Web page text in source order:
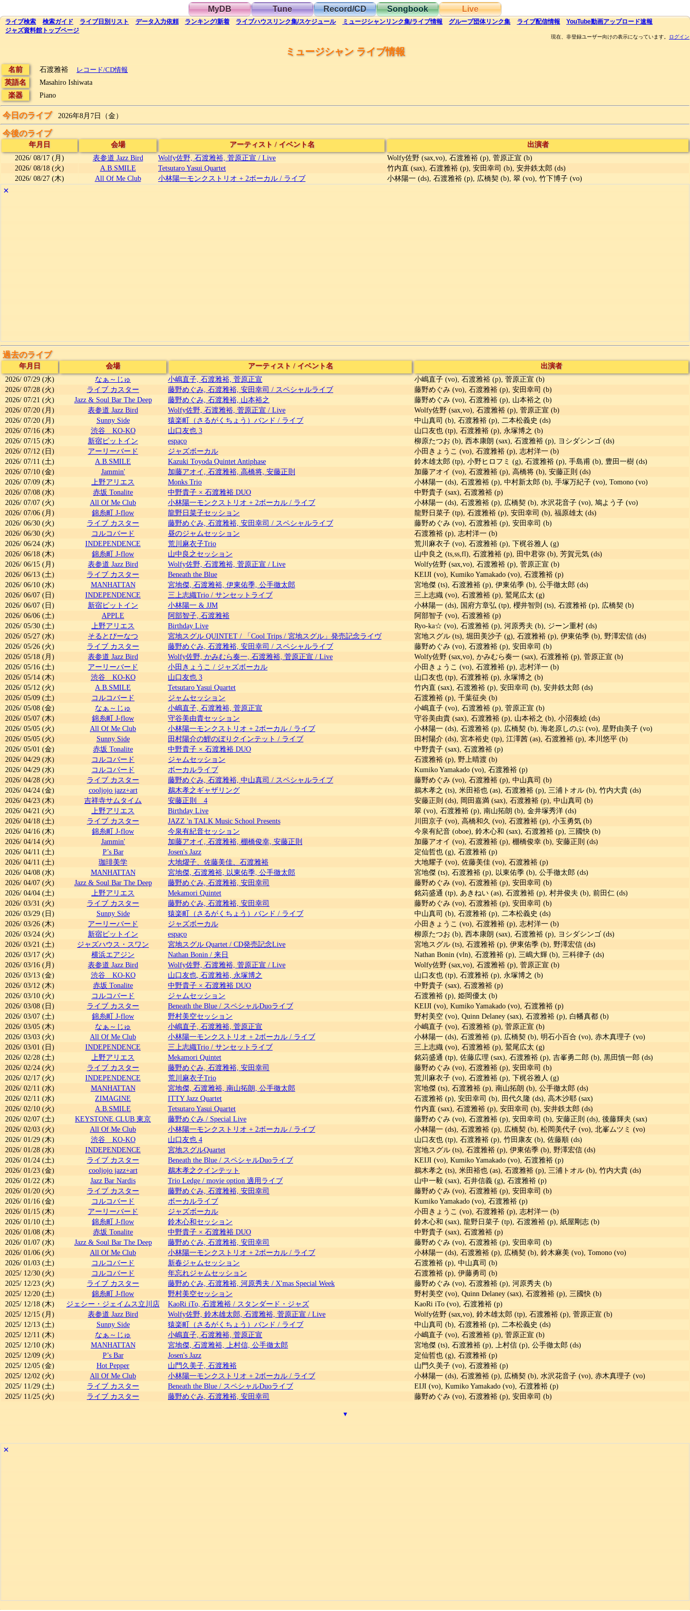
MyDB Tune Record/CD Songbook Live
ライブ検索 検索ガイド ライブ日別 リスト データ入力依頼 ランキング/新着 ライブハウス リンク集/スケジュール ミュージシャンリンク集/ライブ情報 グループ団体リンク集 ライブ配信情報 YouTube動画アップロード速報
ジャズ資料館 トップページ
現在、非登録ユーザー向けの表示になっています。 ログイン
ミュージシャン ライブ情報
名前 石渡雅裕 レコード/CD情報
英語名
Masahiro Ishiwata
楽器
Piano
今日のライブ 2026年8月7日（金）
今後のライブ
年月日 会場 アーティスト / イベント名
出演者
2026/ 08/17 (月) 表参道 Jazz Bird Wolfy佐野, 石渡雅裕, 菅原正宣 / Live
Wolfy佐野 (sax,vo), 石渡雅裕 (p), 菅原正宣 (b)
2026/ 08/18 (火) A.B.SMILE Tetsutaro Yasui Quartet
竹内直 (sax), 石渡雅裕 (p), 安田幸司 (b), 安井鉄太郎 (ds)
2026/ 08/27 (木) All Of Me Club 小林陽一モンクストリオ + 2ボーカル / ライブ
小林陽一 (ds), 石渡雅裕 (p), 広橋契 (b), 翠 (vo), 竹下博子 (vo)
✕
過去のライブ
年月日 会場 アーティスト / イベント名
出演者
2026/ 07/29 (水) なぁ～じゅ 小嶋直子, 石渡雅裕, 菅原正宣
小嶋直子 (vo), 石渡雅裕 (p), 菅原正宣 (b)
2026/ 07/28 (火) ライブ カスター 藤野めぐみ, 石渡雅裕, 安田幸司 / スペシャルライブ
藤野めぐみ (vo), 石渡雅裕 (p), 安田幸司 (b)
2026/ 07/21 (火) Jazz & Soul Bar The Deep 藤野めぐみ, 石渡雅裕, 山本裕之
藤野めぐみ (vo), 石渡雅裕 (p), 山本裕之 (b)
2026/ 07/20 (月) 表参道 Jazz Bird Wolfy佐野, 石渡雅裕, 菅原正宣 / Live
Wolfy佐野 (sax,vo), 石渡雅裕 (p), 菅原正宣 (b)
2026/ 07/20 (月) Sunny Side 猿楽町（さるがくちょう）バンド / ライブ
中山真司 (b), 石渡雅裕 (p), 二本松義史 (ds)
2026/ 07/16 (木) 渋谷 KO-KO 山口友也 3
山口友也 (tp), 石渡雅裕 (p), 永塚博之 (b)
2026/ 07/15 (水) 新宿ピットイン espaço
柳原たつお (b), 西本康朗 (sax), 石渡雅裕 (p), ヨシダシンゴ (ds)
2026/ 07/12 (日) アーリーバード ジャズボーカル
小田きょうこ (vo), 石渡雅裕 (p), 志村洋一 (b)
2026/ 07/11 (土) A.B.SMILE Kazuki Toyoda Quintet Antiphase
鈴木雄太郎 (tp), 小野ヒロフミ (g), 石渡雅裕 (p), 手島甫 (b), 豊田一樹 (ds)
2026/ 07/10 (金) Jammin' 加藤アオイ, 石渡雅裕, 高橋将, 安藤正則
加藤アオイ (vo), 石渡雅裕 (p), 高橋将 (b), 安藤正則 (ds)
2026/ 07/09 (木) 上野アリエス Monks Trio
小林陽一 (ds), 石渡雅裕 (p), 中村新太郎 (b), 手塚万紀子 (vo), Tomono (vo)
2026/ 07/08 (水) 赤坂 Tonalite 中野貴子 × 石渡雅裕 DUO
中野貴子 (sax), 石渡雅裕 (p)
2026/ 07/07 (火) All Of Me Club 小林陽一モンクストリオ + 2ボーカル / ライブ
小林陽一 (ds), 石渡雅裕 (p), 広橋契 (b), 水沢花音子 (vo), 鳩よう子 (vo)
2026/ 07/06 (月) 錦糸町 J-flow 龍野日菜子セッション
龍野日菜子 (tp), 石渡雅裕 (p), 安田幸司 (b), 福原雄太 (ds)
2026/ 06/30 (火) ライブ カスター 藤野めぐみ, 石渡雅裕, 安田幸司 / スペシャルライブ
藤野めぐみ (vo), 石渡雅裕 (p), 安田幸司 (b)
2026/ 06/30 (火) コルコバード 昼のジャムセッション
石渡雅裕 (p), 志村洋一 (b)
2026/ 06/24 (水) INDEPENDENCE 荒川麻衣子Trio
荒川麻衣子 (vo), 石渡雅裕 (p), 下梶谷雅人 (g)
2026/ 06/18 (木) 錦糸町 J-flow 山中良之セッション
山中良之 (ts,ss,fl), 石渡雅裕 (p), 田中君弥 (b), 芳賀元気 (ds)
2026/ 06/15 (月) 表参道 Jazz Bird Wolfy佐野, 石渡雅裕, 菅原正宣 / Live
Wolfy佐野 (sax,vo), 石渡雅裕 (p), 菅原正宣 (b)
2026/ 06/13 (土) ライブ カスター Beneath the Blue
KEIJI (vo), Kumiko Yamakado (vo), 石渡雅裕 (p)
2026/ 06/10 (水) MANHATTAN 宮地傑, 石渡雅裕, 伊東佑季, 公手徹太郎
宮地傑 (ts), 石渡雅裕 (p), 伊東佑季 (b), 公手徹太郎 (ds)
2026/ 06/07 (日) INDEPENDENCE 三上志織Trio / サンセットライブ
三上志織 (vo), 石渡雅裕 (p), 鷲尾広太 (g)
2026/ 06/07 (日) 新宿ピットイン 小林陽一 & JJM
小林陽一 (ds), 国府方章弘 (tp), 櫻井智則 (ts), 石渡雅裕 (p), 広橋契 (b)
2026/ 06/06 (土) APPLE 阿部智子, 石渡雅裕
阿部智子 (vo), 石渡雅裕 (p)
2026/ 05/30 (土) 上野アリエス Birthday Live
Ryo-ka☆ (vo), 石渡雅裕 (p), 河原秀夫 (b), ジーン重村 (ds)
2026/ 05/27 (水) そるとぴーなつ 宮地スグル QUINTET / 「Cool Trips / 宮地スグル」発売記念ライヴ
宮地スグル (ts), 堀田美沙子 (g), 石渡雅裕 (p), 伊東佑季 (b), 野澤宏信 (ds)
2026/ 05/26 (火) ライブ カスター 藤野めぐみ, 石渡雅裕, 安田幸司 / スペシャルライブ
藤野めぐみ (vo), 石渡雅裕 (p), 安田幸司 (b)
2026/ 05/18 (月) 表参道 Jazz Bird Wolfy佐野, かみむら奏一, 石渡雅裕, 菅原正宣 / Live
Wolfy佐野 (sax,vo), かみむら奏一 (sax), 石渡雅裕 (p), 菅原正宣 (b)
2026/ 05/16 (土) アーリーバード 小田きょうこ / ジャズボーカル
小田きょうこ (vo), 石渡雅裕 (p), 志村洋一 (b)
2026/ 05/14 (木) 渋谷 KO-KO 山口友也 3
山口友也 (tp), 石渡雅裕 (p), 永塚博之 (b)
2026/ 05/12 (火) A.B.SMILE Tetsutaro Yasui Quartet
竹内直 (sax), 石渡雅裕 (p), 安田幸司 (b), 安井鉄太郎 (ds)
2026/ 05/09 (土) コルコバード ジャムセッション
石渡雅裕 (p), 千葉征央 (b)
2026/ 05/08 (金) なぁ～じゅ 小嶋直子, 石渡雅裕, 菅原正宣
小嶋直子 (vo), 石渡雅裕 (p), 菅原正宣 (b)
2026/ 05/07 (木) 錦糸町 J-flow 守谷美由貴セッション
守谷美由貴 (sax), 石渡雅裕 (p), 山本裕之 (b), 小沼奏絵 (ds)
2026/ 05/05 (火) All Of Me Club 小林陽一モンクストリオ + 2ボーカル / ライブ
小林陽一 (ds), 石渡雅裕 (p), 広橋契 (b), 海老原しのぶ (vo), 星野由美子 (vo)
2026/ 05/05 (火) Sunny Side 田村陽介の鯉のぼりクインテット / ライブ
田村陽介 (ds), 宮本裕史 (tp), 江澤茜 (as), 石渡雅裕 (p), 本川悠平 (b)
2026/ 05/01 (金) 赤坂 Tonalite 中野貴子 × 石渡雅裕 DUO
中野貴子 (sax), 石渡雅裕 (p)
2026/ 04/29 (水) コルコバード ジャムセッション
石渡雅裕 (p), 野上晴渡 (b)
2026/ 04/29 (水) コルコバード ボーカルライブ
Kumiko Yamakado (vo), 石渡雅裕 (p)
2026/ 04/28 (火) ライブ カスター 藤野めぐみ, 石渡雅裕, 中山真司 / スペシャルライブ
藤野めぐみ (vo), 石渡雅裕 (p), 中山真司 (b)
2026/ 04/24 (金) cooljojo jazz+art 鵜木孝之ギャザリング
鵜木孝之 (ts), 米田裕也 (as), 石渡雅裕 (p), 三浦トオル (b), 竹内大貴 (ds)
2026/ 04/23 (木) 吉祥寺サムタイム 安藤正則 4
安藤正則 (ds), 岡田嘉満 (sax), 石渡雅裕 (p), 中山真司 (b)
2026/ 04/21 (火) 上野アリエス Birthday Live
翠 (vo), 石渡雅裕 (p), 南山拓朗 (b), 金井塚秀洋 (ds)
2026/ 04/18 (土) ライブ カスター JAZZ 'n TALK Music School Presents
川田京子 (vo), 高橋和久 (vo), 石渡雅裕 (p), 小玉勇気 (b)
2026/ 04/16 (木) 錦糸町 J-flow 今泉有紀音セッション
今泉有紀音 (oboe), 鈴木心和 (sax), 石渡雅裕 (p), 三國快 (b)
2026/ 04/14 (火) Jammin' 加藤アオイ, 石渡雅裕, 棚橋俊幸, 安藤正則
加藤アオイ (vo), 石渡雅裕 (p), 棚橋俊幸 (b), 安藤正則 (ds)
2026/ 04/11 (土) P’s Bar Josen's Jazz
定仙哲也 (g), 石渡雅裕 (p)
2026/ 04/11 (土) 珈琲美学 大地燿子、佐藤美佳、石渡雅裕
大地耀子 (vo), 佐藤美佳 (vo), 石渡雅裕 (p)
2026/ 04/08 (水) MANHATTAN 宮地傑, 石渡雅裕, 以東佑季, 公手徹太郎
宮地傑 (ts), 石渡雅裕 (p), 以東佑季 (b), 公手徹太郎 (ds)
2026/ 04/07 (火) Jazz & Soul Bar The Deep 藤野めぐみ, 石渡雅裕, 安田幸司
藤野めぐみ (vo), 石渡雅裕 (p), 安田幸司 (b)
2026/ 04/04 (土) 上野アリエス Mekamori Quintet
銘苅盛通 (tp), あきねい (as), 石渡雅裕 (p), 村井俊夫 (b), 前田仁 (ds)
2026/ 03/31 (火) ライブ カスター 藤野めぐみ, 石渡雅裕, 安田幸司
藤野めぐみ (vo), 石渡雅裕 (p), 安田幸司 (b)
2026/ 03/29 (日) Sunny Side 猿楽町（さるがくちょう）バンド / ライブ
中山真司 (b), 石渡雅裕 (p), 二本松義史 (ds)
2026/ 03/26 (木) アーリーバード ジャズボーカル
小田きょうこ (vo), 石渡雅裕 (p), 志村洋一 (b)
2026/ 03/24 (火) 新宿ピットイン espaço
柳原たつお (b), 西本康朗 (sax), 石渡雅裕 (p), ヨシダシンゴ (ds)
2026/ 03/21 (土) ジャズハウス・スワン 宮地スグル Quartet / CD発売記念Live
宮地スグル (ts), 石渡雅裕 (p), 伊東佑季 (b), 野澤宏信 (ds)
2026/ 03/17 (火) 横浜エアジン Nathan Bonin / 来日
Nathan Bonin (vln), 石渡雅裕 (p), 三嶋大輝 (b), 三科律子 (ds)
2026/ 03/16 (月) 表参道 Jazz Bird Wolfy佐野, 石渡雅裕, 菅原正宣 / Live
Wolfy佐野 (sax,vo), 石渡雅裕 (p), 菅原正宣 (b)
2026/ 03/13 (金) 渋谷 KO-KO 山口友也, 石渡雅裕, 永塚博之
山口友也 (tp), 石渡雅裕 (p), 永塚博之 (b)
2026/ 03/12 (木) 赤坂 Tonalite 中野貴子 × 石渡雅裕 DUO
中野貴子 (sax), 石渡雅裕 (p)
2026/ 03/10 (火) コルコバード ジャムセッション
石渡雅裕 (p), 姫岡優太 (b)
2026/ 03/08 (日) ライブ カスター Beneath the Blue / スペシャルDuoライブ
KEIJI (vo), Kumiko Yamakado (vo), 石渡雅裕 (p)
2026/ 03/07 (土) 錦糸町 J-flow 野村美空セッション
野村美空 (vo), Quinn Delaney (sax), 石渡雅裕 (p), 白幡真都 (b)
2026/ 03/05 (木) なぁ～じゅ 小嶋直子, 石渡雅裕, 菅原正宣
小嶋直子 (vo), 石渡雅裕 (p), 菅原正宣 (b)
2026/ 03/03 (火) All Of Me Club 小林陽一モンクストリオ + 2ボーカル / ライブ
小林陽一 (ds), 石渡雅裕 (p), 広橋契 (b), 明石小百合 (vo), 赤木真理子 (vo)
2026/ 03/01 (日) INDEPENDENCE 三上志織Trio / サンセットライブ
三上志織 (vo), 石渡雅裕 (p), 鷲尾広太 (g)
2026/ 02/28 (土) 上野アリエス Mekamori Quintet
銘苅盛通 (tp), 佐藤広理 (sax), 石渡雅裕 (p), 吉峯勇二郎 (b), 黒田慎一郎 (ds)
2026/ 02/24 (火) ライブ カスター 藤野めぐみ, 石渡雅裕, 安田幸司
藤野めぐみ (vo), 石渡雅裕 (p), 安田幸司 (b)
2026/ 02/17 (火) INDEPENDENCE 荒川麻衣子Trio
荒川麻衣子 (vo), 石渡雅裕 (p), 下梶谷雅人 (g)
2026/ 02/11 (水) MANHATTAN 宮地傑, 石渡雅裕, 南山拓朗, 公手徹太郎
宮地傑 (ts), 石渡雅裕 (p), 南山拓朗 (b), 公手徹太郎 (ds)
2026/ 02/11 (水) ZIMAGINE ITTY Jazz Quartet
石渡雅裕 (p), 安田幸司 (b), 田代久隆 (ds), 高木沙耶 (sax)
2026/ 02/10 (火) A.B.SMILE Tetsutaro Yasui Quartet
竹内直 (sax), 石渡雅裕 (p), 安田幸司 (b), 安井鉄太郎 (ds)
2026/ 02/07 (土) KEYSTONE CLUB 東京 藤野めぐみ / Special Live
藤野めぐみ (vo), 石渡雅裕 (p), 安田幸司 (b), 安藤正則 (ds), 後藤輝夫 (sax)
2026/ 02/03 (火) All Of Me Club 小林陽一モンクストリオ + 2ボーカル / ライブ
小林陽一 (ds), 石渡雅裕 (p), 広橋契 (b), 松岡美代子 (vo), 北峯ムツミ (vo)
2026/ 01/29 (木) 渋谷 KO-KO 山口友也 4
山口友也 (tp), 石渡雅裕 (p), 竹田康友 (b), 佐藤順 (ds)
2026/ 01/28 (水) INDEPENDENCE 宮地スグルQuartet
宮地スグル (ts), 石渡雅裕 (p), 伊東佑季 (b), 野澤宏信 (ds)
2026/ 01/24 (土) ライブ カスター Beneath the Blue / スペシャルDuoライブ
KEIJI (vo), Kumiko Yamakado (vo), 石渡雅裕 (p)
2026/ 01/23 (金) cooljojo jazz+art 鵜木孝之クインテット
鵜木孝之 (ts), 米田裕也 (as), 石渡雅裕 (p), 三浦トオル (b), 竹内大貴 (ds)
2026/ 01/22 (木) Jazz Bar Nardis Trio Ledge / movie option 適用ライブ
山中一毅 (sax), 石井信義 (g), 石渡雅裕 (p)
2026/ 01/20 (火) ライブ カスター 藤野めぐみ, 石渡雅裕, 安田幸司
藤野めぐみ (vo), 石渡雅裕 (p), 安田幸司 (b)
2026/ 01/16 (金) コルコバード ボーカルライブ
Kumiko Yamakado (vo), 石渡雅裕 (p)
2026/ 01/15 (木) アーリーバード ジャズボーカル
小田きょうこ (vo), 石渡雅裕 (p), 志村洋一 (b)
2026/ 01/10 (土) 錦糸町 J-flow 鈴木心和セッション
鈴木心和 (sax), 龍野日菜子 (tp), 石渡雅裕 (p), 紙屋剛志 (b)
2026/ 01/08 (木) 赤坂 Tonalite 中野貴子 × 石渡雅裕 DUO
中野貴子 (sax), 石渡雅裕 (p)
2026/ 01/07 (水) Jazz & Soul Bar The Deep 藤野めぐみ, 石渡雅裕, 安田幸司
藤野めぐみ (vo), 石渡雅裕 (p), 安田幸司 (b)
2026/ 01/06 (火) All Of Me Club 小林陽一モンクストリオ + 2ボーカル / ライブ
小林陽一 (ds), 石渡雅裕 (p), 広橋契 (b), 鈴木麻美 (vo), Tomono (vo)
2026/ 01/03 (土) コルコバード 新春ジャムセッション
石渡雅裕 (p), 中山真司 (b)
2025/ 12/30 (火) コルコバード 年忘れジャムセッション
石渡雅裕 (p), 伊藤勇司 (b)
2025/ 12/23 (火) ライブ カスター 藤野めぐみ, 石渡雅裕, 河原秀夫 / X'mas Special Week
藤野めぐみ (vo), 石渡雅裕 (p), 河原秀夫 (b)
2025/ 12/20 (土) 錦糸町 J-flow 野村美空セッション
野村美空 (vo), Quinn Delaney (sax), 石渡雅裕 (p), 三國快 (b)
2025/ 12/18 (木) ジェシー・ジェイムス立川店 KaoRi iTo, 石渡雅裕 / スタンダード・ジャズ
KaoRi iTo (vo), 石渡雅裕 (p)
2025/ 12/15 (月) 表参道 Jazz Bird Wolfy佐野, 鈴木雄太郎, 石渡雅裕, 菅原正宣 / Live
Wolfy佐野 (sax,vo), 鈴木雄太郎 (tp), 石渡雅裕 (p), 菅原正宣 (b)
2025/ 12/13 (土) Sunny Side 猿楽町（さるがくちょう）バンド / ライブ
中山真司 (b), 石渡雅裕 (p), 二本松義史 (ds)
2025/ 12/11 (木) なぁ～じゅ 小嶋直子, 石渡雅裕, 菅原正宣
小嶋直子 (vo), 石渡雅裕 (p), 菅原正宣 (b)
2025/ 12/10 (水) MANHATTAN 宮地傑, 石渡雅裕, 上村信, 公手徹太郎
宮地傑 (ts), 石渡雅裕 (p), 上村信 (p), 公手徹太郎 (ds)
2025/ 12/09 (火) P’s Bar Josen's Jazz
定仙哲也 (g), 石渡雅裕 (p)
2025/ 12/05 (金) Hot Pepper 山門久美子, 石渡雅裕
山門久美子 (vo), 石渡雅裕 (p)
2025/ 12/02 (火) All Of Me Club 小林陽一モンクストリオ + 2ボーカル / ライブ
小林陽一 (ds), 石渡雅裕 (p), 広橋契 (b), 水沢花音子 (vo), 赤木真理子 (vo)
2025/ 11/29 (土) ライブ カスター Beneath the Blue / スペシャルDuoライブ
EIJI (vo), Kumiko Yamakado (vo), 石渡雅裕 (p)
2025/ 11/25 (火) ライブ カスター 藤野めぐみ, 石渡雅裕, 安田幸司 藤野めぐみ (vo), 石渡雅裕 (p), 安田幸司 (b)
▾
✕